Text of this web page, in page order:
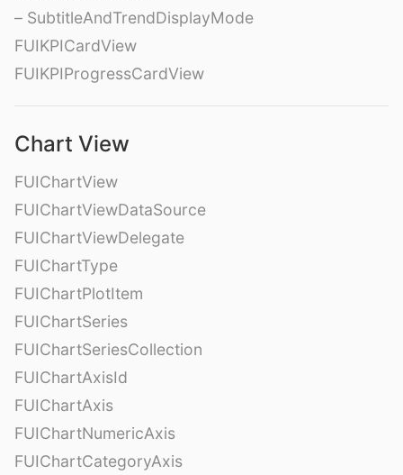
– SubtitleAndTrendDisplayMode
FUIKPICardView
FUIKPIProgressCardView
Chart View
FUIChartView
FUIChartViewDataSource
FUIChartViewDelegate
FUIChartType
FUIChartPlotItem
FUIChartSeries
FUIChartSeriesCollection
FUIChartAxisId
FUIChartAxis
FUIChartNumericAxis
FUIChartCategoryAxis